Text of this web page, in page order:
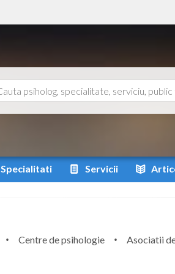
Specialitati Servicii
Centre de psihologie
Asociatii